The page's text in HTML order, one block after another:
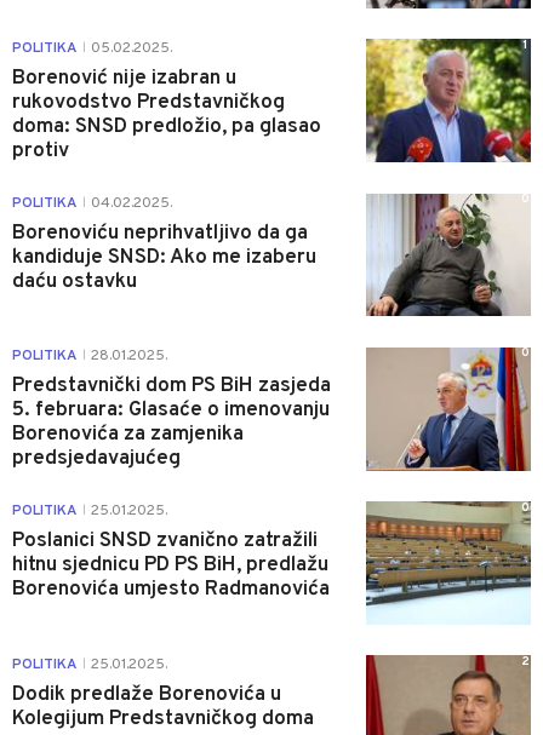
POLITIKA 05.02.2025.
Borenović nije izabran u
rukovodstvo Predstavničkog
doma: SNSD predložio, pa glasao
protiv
1
POLITIKA 04.02.2025.
Borenoviću neprihvatljivo da ga
kandiduje SNSD: Ako me izaberu
daću ostavku
0
POLITIKA 28.01.2025.
Predstavnički dom PS BiH zasjeda
5. februara: Glasaće o imenovanju
Borenovića za zamjenika
predsjedavajućeg
0
POLITIKA 25.01.2025.
Poslanici SNSD zvanično zatražili
hitnu sjednicu PD PS BiH, predlažu
Borenovića umjesto Radmanovića
0
POLITIKA 25.01.2025.
Dodik predlaže Borenovića u
Kolegijum Predstavničkog doma
2